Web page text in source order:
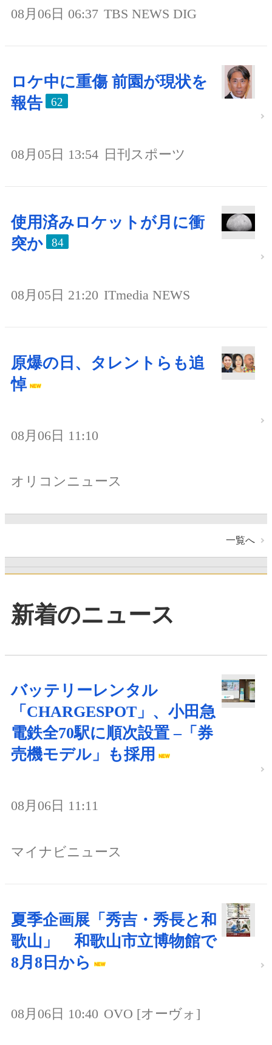
08月06日 06:37 TBS NEWS DIG
ロケ中に重傷 前園が現状を
報告
62
08月05日 13:54 日刊スポーツ
使用済みロケットが月に衝
突か
84
08月05日 21:20 ITmedia NEWS
原爆の日、タレントらも追
悼
08月06日 11:10
オリコンニュース
一覧へ
新着のニュース
バッテリーレンタル
「CHARGESPOT」、小田急
電鉄全70駅に順次設置 –「券
売機モデル」も採用
08月06日 11:11
マイナビニュース
夏季企画展「秀吉・秀長と和
歌山」 和歌山市立博物館で
8月8日から
08月06日 10:40 OVO [オーヴォ]